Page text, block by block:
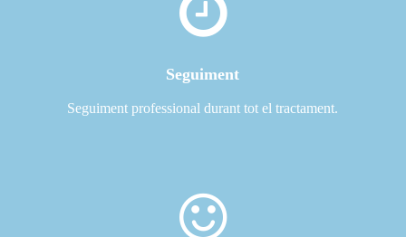
Seguiment
Seguiment professional durant tot el tractament.